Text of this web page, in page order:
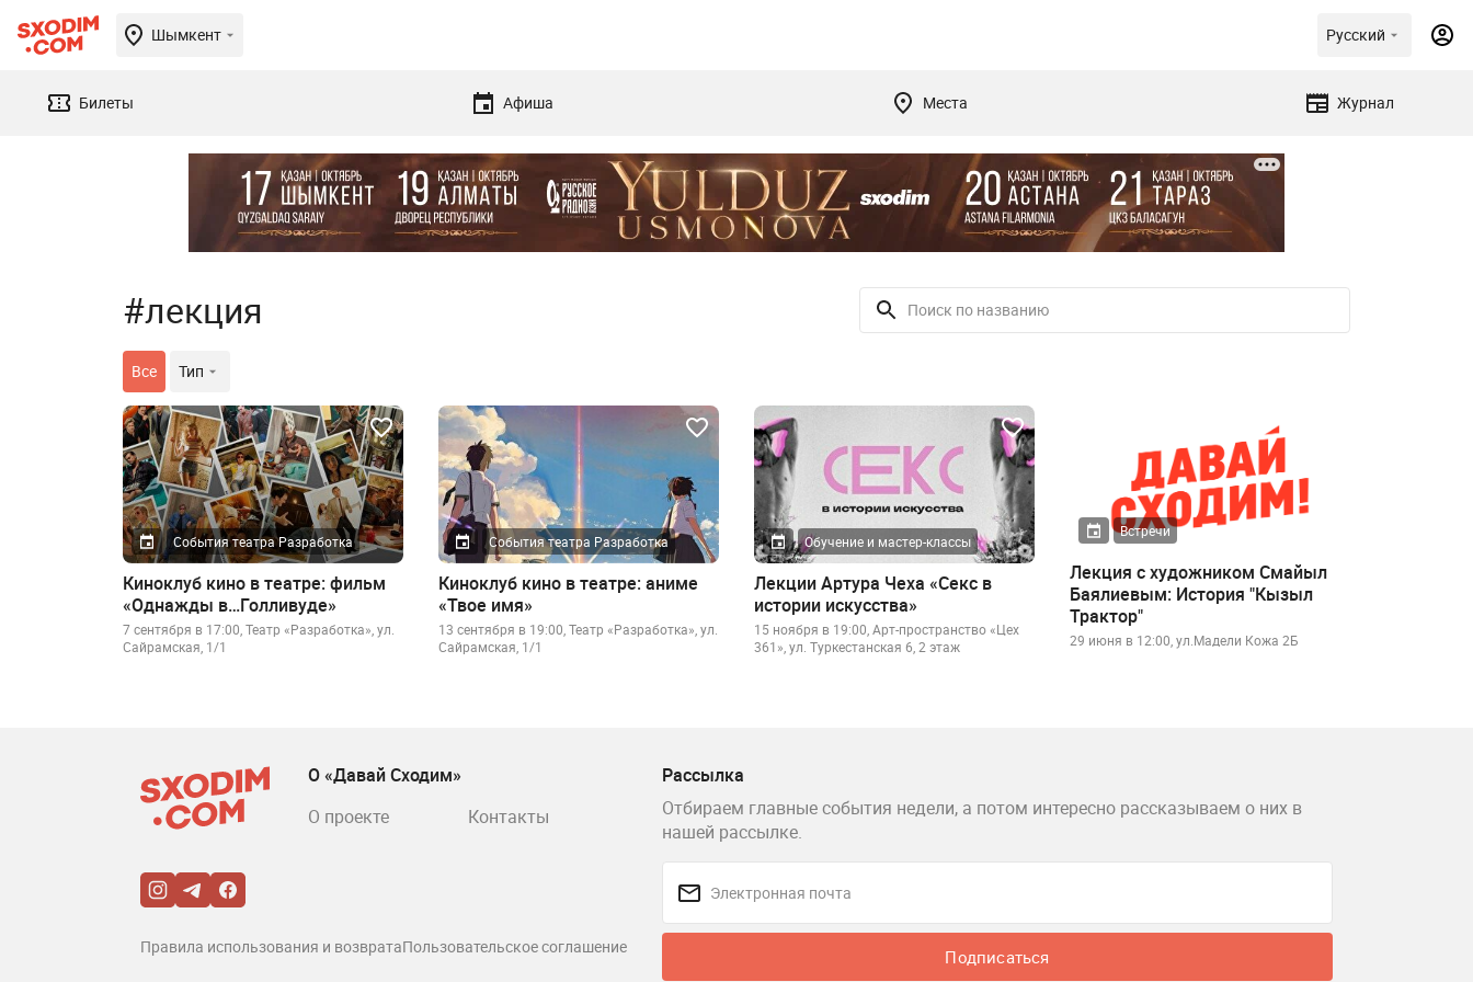
Шымкент Русский
Билеты Афиша Места Журнал
#лекция
Все Тип
События театра Разработка
Киноклуб кино в театре: фильм
«Однажды в…Голливуде»
7 сентября в 17:00, Театр «Разработка», ул.
Сайрамская, 1/1
События театра Разработка
Киноклуб кино в театре: аниме
«Твое имя»
13 сентября в 19:00, Театр «Разработка», ул.
Сайрамская, 1/1
Обучение и мастер-классы
Лекции Артура Чеха «Секс в
истории искусства»
15 ноября в 19:00, Арт-пространство «Цех
361», ул. Туркестанская 6, 2 этаж
Встречи
Лекция с художником Смайыл
Баялиевым: История "Кызыл
Трактор"
29 июня в 12:00, ул.Мадели Кожа 2Б
Рассылка
Отбираем главные события недели, а потом интересно рассказываем о них в
нашей рассылке.
Подписаться
О «Давай Сходим»
О проекте
Контакты
Правила использования и возвратаПользовательское соглашение